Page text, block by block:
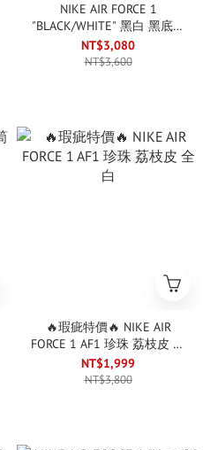
NIKE AIR FORCE 1
"BLACK/WHITE" 黑白 黑底白
勾 小AMBUSH (男鞋)
NT$3,080
NT$3,600
🔥瑕疵特價🔥 NIKE AIR
FORCE 1 AF1 珍珠 荔枝皮 全
白
NT$1,999
NT$3,800